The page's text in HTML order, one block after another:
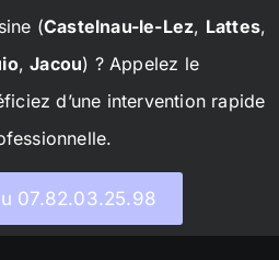
(Castelnau-le-Lez, Lattes,
,Jacou) ? Appelez le
d’une intervention rapide
07.82.03.25.98